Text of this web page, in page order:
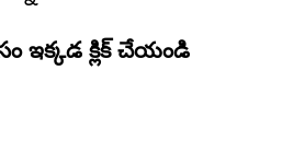
ఇక్కడ క్లిక్ చేయండి